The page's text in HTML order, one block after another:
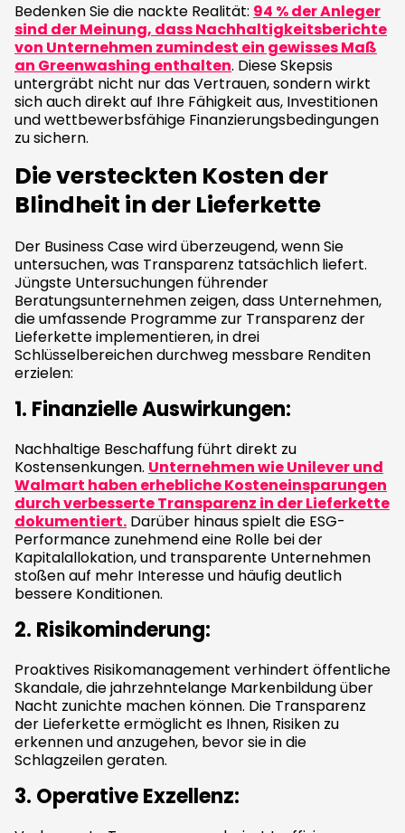
Bedenken Sie die nackte Realität: 94 % der Anleger
sind der Meinung, dass Nachhaltigkeitsberichte
von Unternehmen zumindest ein gewisses Maß
an Greenwashing enthalten. Diese Skepsis
untergräbt nicht nur das Vertrauen, sondern wirkt
sich auch direkt auf Ihre Fähigkeit aus, Investitionen
und wettbewerbsfähige Finanzierungsbedingungen
zu sichern.
Die versteckten Kosten der
Blindheit in der Lieferkette
Der Business Case wird überzeugend, wenn Sie
untersuchen, was Transparenz tatsächlich liefert.
Jüngste Untersuchungen führender
Beratungsunternehmen zeigen, dass Unternehmen,
die umfassende Programme zur Transparenz der
Lieferkette implementieren, in drei
Schlüsselbereichen durchweg messbare Renditen
erzielen:
1. Finanzielle Auswirkungen:
Nachhaltige Beschaffung führt direkt zu
Kostensenkungen. Unternehmen wie Unilever und
Walmart haben erhebliche Kosteneinsparungen
durch verbesserte Transparenz in der Lieferkette
dokumentiert. Darüber hinaus spielt die ESG-
Performance zunehmend eine Rolle bei der
Kapitalallokation, und transparente Unternehmen
stoßen auf mehr Interesse und häufig deutlich
bessere Konditionen.
2. Risikominderung:
Proaktives Risikomanagement verhindert öffentliche
Skandale, die jahrzehntelange Markenbildung über
Nacht zunichte machen können. Die Transparenz
der Lieferkette ermöglicht es Ihnen, Risiken zu
erkennen und anzugehen, bevor sie in die
Schlagzeilen geraten.
3. Operative Exzellenz: